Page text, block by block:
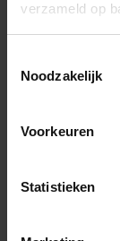
verzameld op
Noodzakelijk
Voorkeuren
Statistieken